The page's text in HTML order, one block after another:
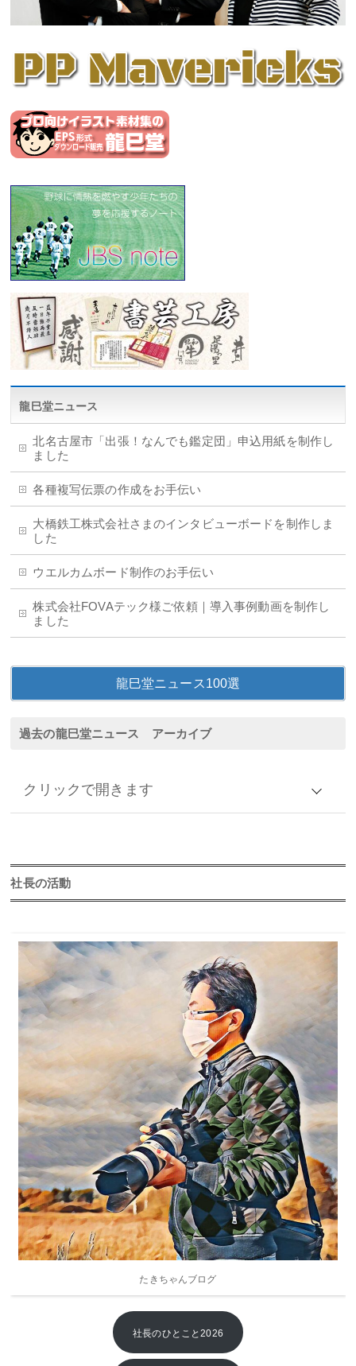
龍巳堂ニュース
北名古屋市「出張！なんでも鑑定団」申込用紙を制作し
ました
各種複写伝票の作成をお手伝い
大橋鉄工株式会社さまのインタビューボードを制作しま
した
ウエルカムボード制作のお手伝い
株式会社FOVAテック様ご依頼｜導入事例動画を制作し
ました
龍巳堂ニュース100選
過去の龍巳堂ニュース アーカイブ
クリックで開きます
2026年
2025年
2023年
2022年
2020年
2019年
2018年
2017年
2016年
2015年
社長の活動
たきちゃんブログ
社長のひとこと2026